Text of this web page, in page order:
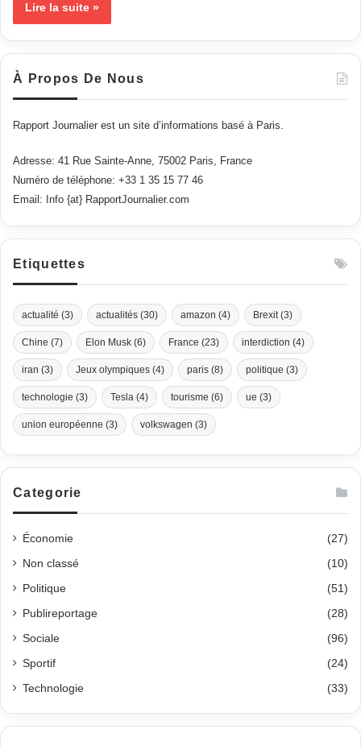
Lire la suite »
À Propos De Nous
Rapport Journalier est un site d’informations basé à Paris.
Adresse: 41 Rue Sainte-Anne, 75002 Paris, France
Numéro de téléphone: +33 1 35 15 77 46
Email: Info {at} RapportJournalier.com
Etiquettes
actualité (3) actualités (30) amazon (4) Brexit(3)
Chine (7) Elon Musk (6) France (23) interdiction (4)
iran (3) Jeux olympiques (4) paris (8) politique (3)
technologie (3) Tesla (4) tourisme (6) ue (3)
union européenne (3) volkswagen (3)
Categorie
Économie (27)
Non classé (10)
Politique (51)
Publireportage (28)
Sociale (96)
Sportif (24)
Technologie (33)